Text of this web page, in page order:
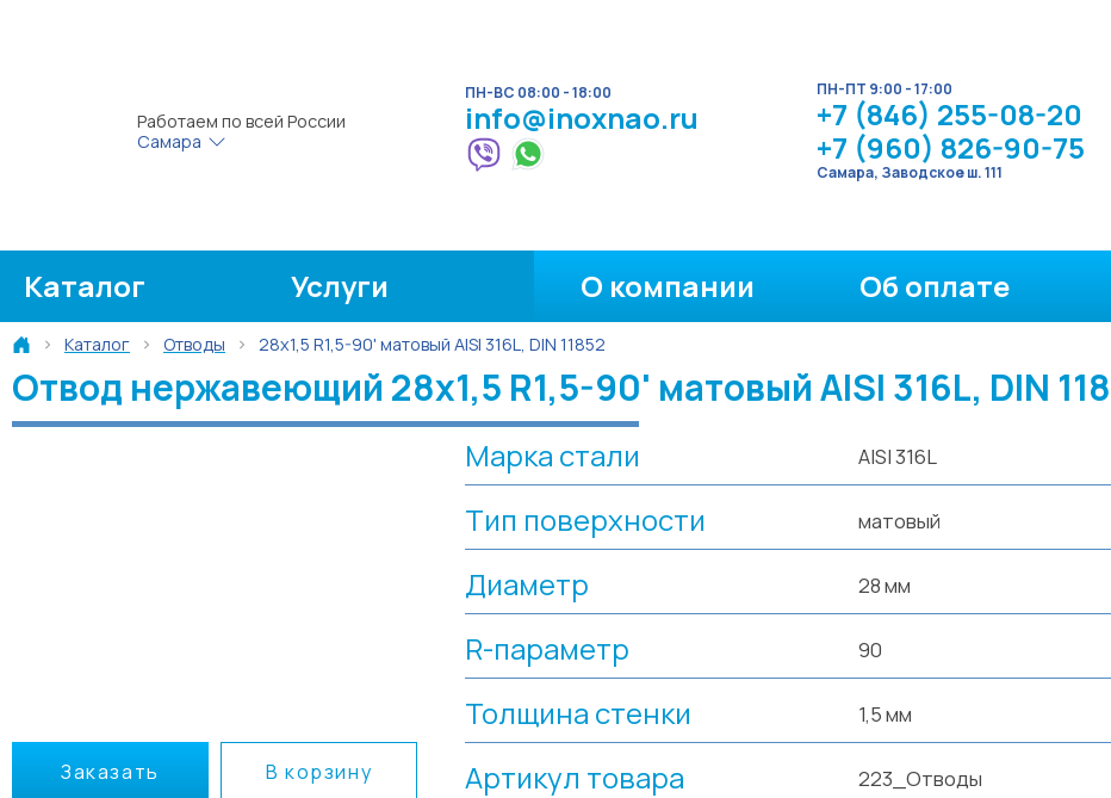
Работаем по всей России
Самара
ПН-ВС 08:00 - 18:00
info@inoxnao.ru
ПН-ПТ 9:00 - 17:00
+7 (846) 255-08-20
+7 (960) 826-90-75
Самара, Заводское ш. 111
Каталог Услуги О компании Об оплате
Каталог Отводы 28х1,5 R1,5-90' матовый AISI 316L, DIN 11852
Отвод нержавеющий 28х1,5 R1,5-90' матовый AISI 316L, DIN
Заказать В корзину
Марка стали AISI 316L
Тип поверхности матовый
Диаметр 28 мм
R-параметр 90
Толщина стенки 1,5 мм
Артикул товара 223_Отводы